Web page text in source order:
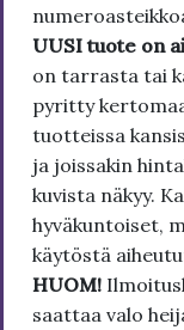
UUSI tuote on
on tarrasta tai
pyritty
tuotteissa
ja joissakin
kuvista näkyy.
hyväkuntoiset,
käytöstä
HUOM!
saattaa valo